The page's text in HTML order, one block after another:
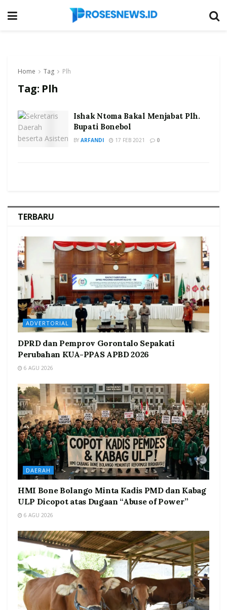
Home Tag Plh
Tag: Plh
Ishak Ntoma Bakal Menjabat Plh.
Bupati Bonebol
BY ARFANDI 17 FEB 2021 0
TERBARU
ADVERTORIAL
DPRD dan Pemprov Gorontalo Sepakati
Perubahan KUA-PPAS APBD 2026
6 AGU 2026
DAERAH
HMI Bone Bolango Minta Kadis PMD dan Kabag
ULP Dicopot atas Dugaan “Abuse of Power”
6 AGU 2026